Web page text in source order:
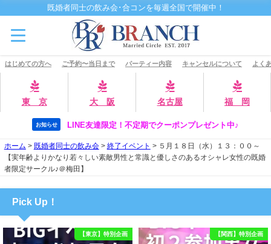
既婚者同士の飲み会･合コンを毎週全国で開催中！
はじめての方へ ご予約〜当日まで パーティー内容 キャンセルについて よく
東 京 大 阪 名古屋 福 岡
お知らせ LINE友達限定！不定期でクーポンプレゼント中♪
ホーム > 既婚者同士の飲み会> 終了イベント > ５月１８日（水）１３：００～
【実年齢よりかなり若々しい素敵男性と常識と優しさのあるオシャレ女性の既婚
者限定サークル♪＠梅田】
Pick Up！
【東京】特別企画 【関西】特別企画